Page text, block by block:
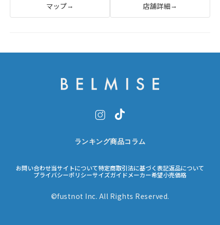
マップ→ 店舗詳細→
ランキング商品コラム
お問い合わせ当サイトについて特定商取引法に基づく表記返品について
プライバシーポリシーサイズガイドメーカー希望小売価格
©fustnot Inc. All Rights Reserved.